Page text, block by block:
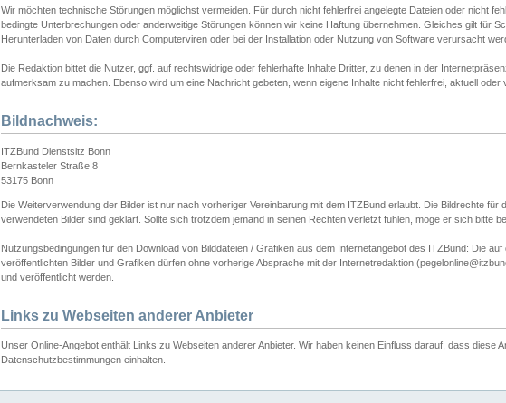
Wir möchten technische Störungen möglichst vermeiden. Für durch nicht fehlerfrei angelegte Dateien oder nicht
bedingte Unterbrechungen oder anderweitige Störungen können wir keine Haftung übernehmen. Gleiches gilt für
Herunterladen von Daten durch Computerviren oder bei der Installation oder Nutzung von Software verursacht
Die Redaktion bittet die Nutzer, ggf. auf rechtswidrige oder fehlerhafte Inhalte Dritter, zu denen in der
aufmerksam zu machen. Ebenso wird um eine Nachricht gebeten, wenn eigene Inhalte nicht fehlerfrei, aktuell oder
Bildnachweis:
ITZBund Dienstsitz Bonn
Bernkasteler Straße 8
53175 Bonn
Die Weiterverwendung der Bilder ist nur nach vorheriger Vereinbarung mit dem ITZBund erlaubt. Die Bildrechte für
verwendeten Bilder sind geklärt. Sollte sich trotzdem jemand in seinen Rechten verletzt fühlen, möge er sich bitte
Nutzungsbedingungen für den Download von Bilddateien / Grafiken aus dem Internetangebot des ITZBund: Die
veröffentlichten Bilder und Grafiken dürfen ohne vorherige Absprache mit der Internetredaktion
und veröffentlicht werden.
Links zu Webseiten anderer Anbieter
Unser Online-Angebot enthält Links zu Webseiten anderer Anbieter. Wir haben keinen Einfluss darauf, dass diese
Datenschutzbestimmungen einhalten.